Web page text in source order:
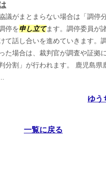
議がまとまらない場合は「調停
停を申し立てます。調停委員が
て話し合いを進めていきます。
た場合は、裁判官が調査や証拠
分割」が行われます。 鹿児島県
ゆう
一覧に戻る